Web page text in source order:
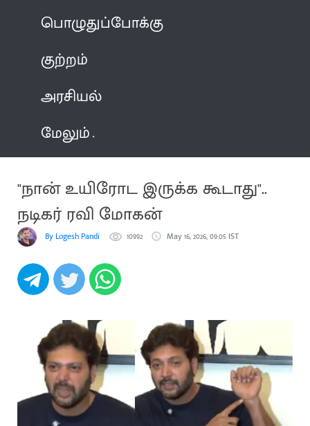
பொழுதுப்போக்கு
குற்றம்
அரசியல்
மேலும்
"நான் உயிரோட இருக்க கூடாது"..
நடிகர் ரவி மோகன்
By Logesh Pandi 10992 May 16, 2026, 09:05 IST